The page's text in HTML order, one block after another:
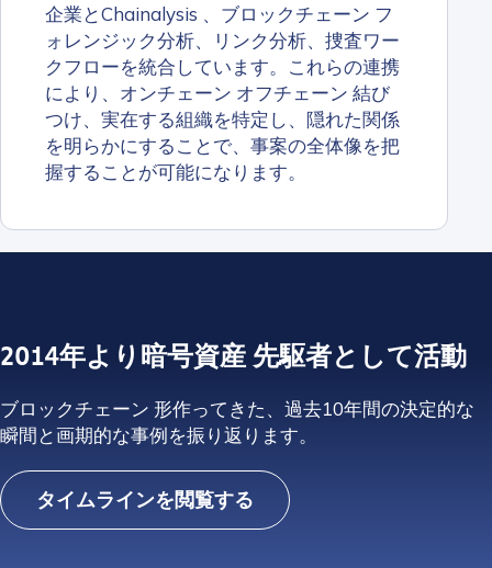
企業とChainalysis 、ブロックチェーン フ
ォレンジック分析、リンク分析、捜査ワー
クフローを統合しています。これらの連携
により、オンチェーン オフチェーン 結び
つけ、実在する組織を特定し、隠れた関係
を明らかにすることで、事案の全体像を把
握することが可能になります。
2014年より暗号資産 先駆者として活動
ブロックチェーン 形作ってきた、過去10年間の決定的な
瞬間と画期的な事例を振り返ります。
タイムラインを閲覧する